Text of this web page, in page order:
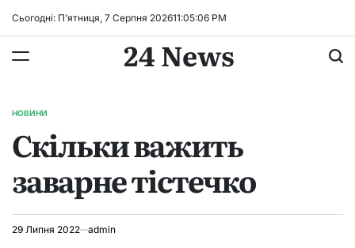
Сьогодні: П’ятниця, 7 Серпня 202611:05:07 PM
24 News
ОПУБЛІКУВАТИ
НОВИНИ
Скільки важить
заварне тістечко
29 Липня 2022 admin